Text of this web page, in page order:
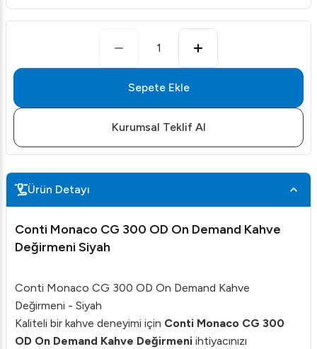
1
Sepete Ekle
Kurumsal Teklif Al
Ürün Detayı
Conti Monaco CG 300 OD On Demand Kahve
Değirmeni Siyah
Conti Monaco CG 300 OD On Demand Kahve
Değirmeni - Siyah
Kaliteli bir kahve deneyimi için Conti Monaco CG 300
OD On Demand Kahve Değirmeni ihtiyacınızı